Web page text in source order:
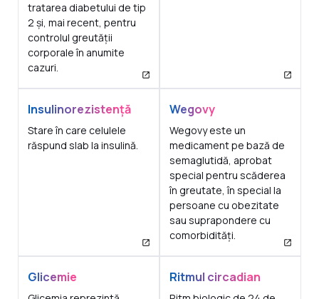
tratarea diabetului de tip
2 și, mai recent, pentru
controlul greutății
corporale în anumite
cazuri.
Insulinorezistență
Stare în care celulele
răspund slab la insulină.
Wegovy
Wegovy este un
medicament pe bază de
semaglutidă, aprobat
special pentru scăderea
în greutate, în special la
persoane cu obezitate
sau suprapondere cu
comorbidități.
Glicemie Ritmul circadian